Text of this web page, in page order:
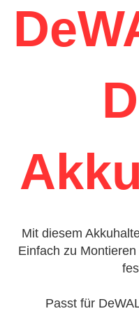
Mit diesem
Einfach zu
Passt für